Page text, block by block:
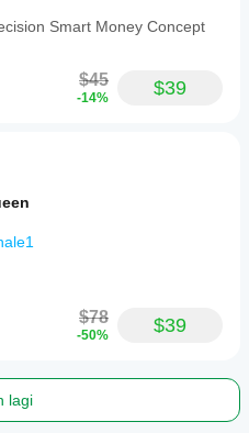
Smart Money Concept
$45
-14% $39
$78
-50% $39
lagi